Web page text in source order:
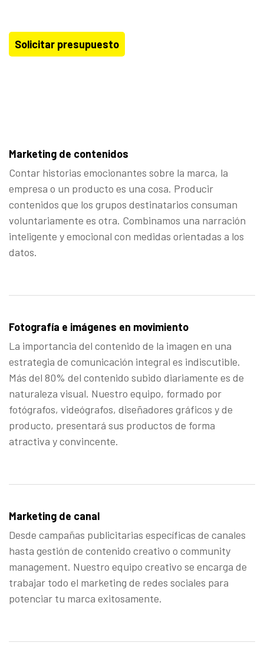
Solicitar presupuesto
Marketing de contenidos
Contar historias emocionantes sobre la marca, la
empresa o un producto es una cosa. Producir
contenidos que los grupos destinatarios consuman
voluntariamente es otra. Combinamos una narración
inteligente y emocional con medidas orientadas a los
datos.
Fotografía e imágenes en movimiento
La importancia del contenido de la imagen en una
estrategia de comunicación integral es indiscutible.
Más del 80% del contenido subido diariamente es de
naturaleza visual. Nuestro equipo, formado por
fotógrafos, videógrafos, diseñadores gráficos y de
producto, presentará sus productos de forma
atractiva y convincente.
Marketing de canal
Desde campañas publicitarias específicas de canales
hasta gestión de contenido creativo o community
management. Nuestro equipo creativo se encarga de
trabajar todo el marketing de redes sociales para
potenciar tu marca exitosamente.